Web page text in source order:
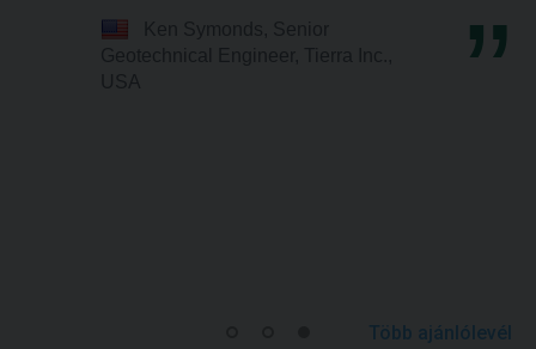
Több ajánlólevél